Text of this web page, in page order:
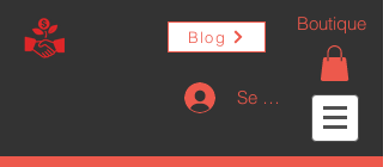
Blog
Se connecter
Boutique